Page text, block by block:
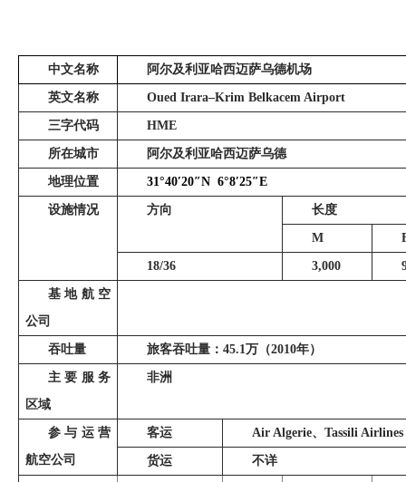
中文名称 阿尔及利亚哈西迈萨乌德机场
英文名称 Oued Irara–Krim Belkacem Airport
三字代码 HME
所在城市 阿尔及利亚哈西迈萨乌德
地理位置 31°40′20″N 6°8′25″E
设施情况 方向 长度
M
18/36 3,000
基地航空
公司
吞吐量 旅客吞吐量：45.1万（2010年）
主要服务
区域
非洲
参与运营
航空公司
客运 Air Algerie、Tassili Airlines
货运 不详